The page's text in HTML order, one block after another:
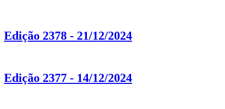
Edição 2378 - 21/12/2024
Edição 2377 - 14/12/2024